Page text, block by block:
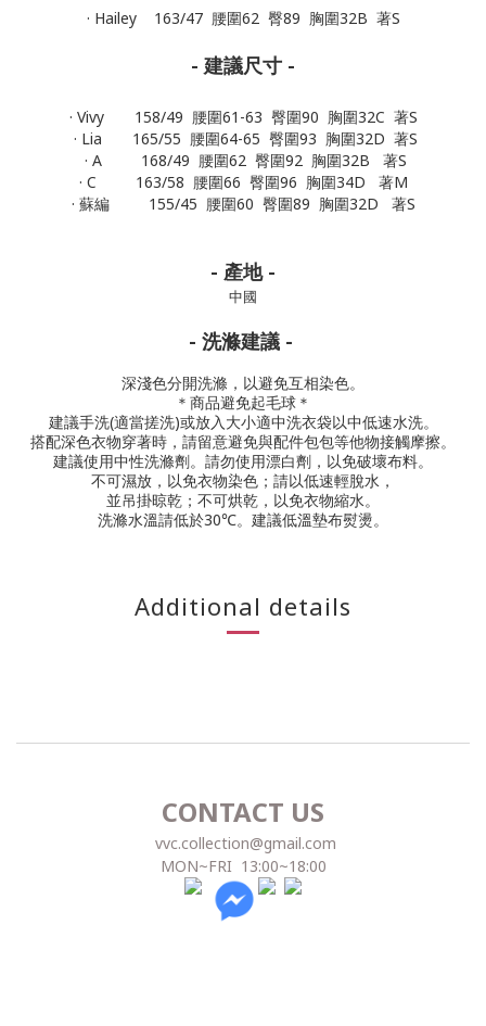
· Hailey 163/47 腰圍62 臀89 胸圍32B 著S
- 建議尺寸 -
· Vivy 158/49 腰圍61-63 臀圍90 胸圍32C 著S
· Lia 165/55 腰圍64-65 臀圍93 胸圍32D 著S
· A 168/49 腰圍62 臀圍92 胸圍32B 著S
· C 163/58 腰圍66 臀圍96 胸圍34D 著M
· 蘇編 155/45 腰圍60 臀圍89 胸圍32D 著S
- 產地 -
中國
- 洗滌建議 -
深淺色分開洗滌，以避免互相染色。
＊商品避免起毛球＊
建議手洗(適當搓洗)或放入大小適中洗衣袋以中低速水洗。
搭配深色衣物穿著時，請留意避免與配件包包等他物接觸摩擦。
建議使用中性洗滌劑。 請勿使用漂白劑，以免破壞布料。
不可濕放，以免衣物染色；請以低速輕脫水，
並吊掛晾乾；不可烘乾，以免衣物縮水。
洗滌水溫請低於30℃。 建議低溫墊布熨燙。
Additional details
CONTACT US
vvc.collection@gmail.com
MON~FRI 13:00~18:00